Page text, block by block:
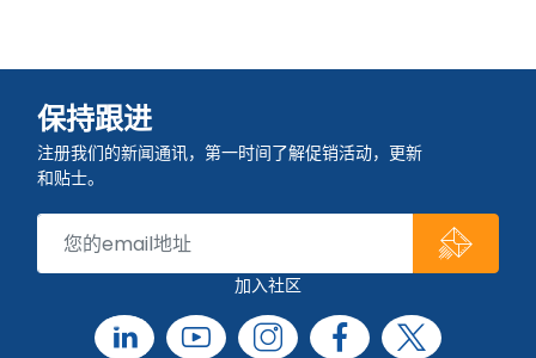
保持跟进
注册我们的新闻通讯，第一时间了解促销活动，更新
和贴士。
加入社区